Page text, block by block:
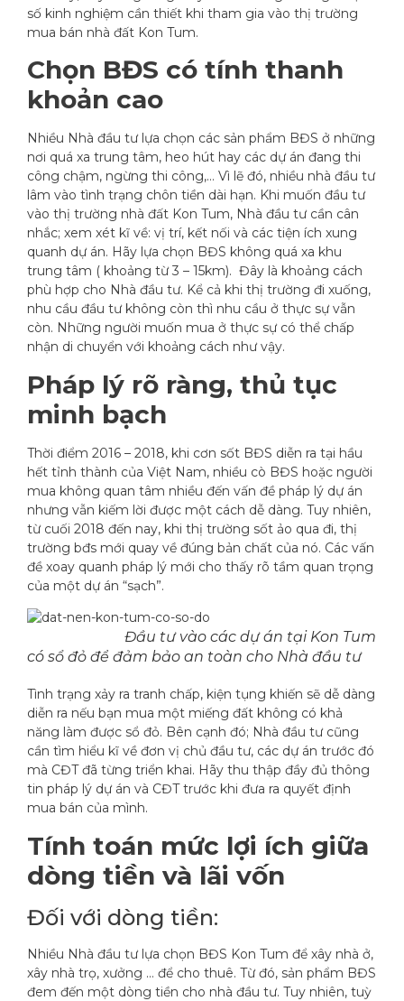
số kinh nghiệm cần thiết khi tham gia vào thị trường
mua bán nhà đất Kon Tum.
Chọn BĐS có tính thanh
khoản cao
Nhiều Nhà đầu tư lựa chọn các sản phẩm BĐS ở những
nơi quá xa trung tâm, heo hút hay các dự án đang thi
công chậm, ngừng thi công,… Vì lẽ đó, nhiều nhà đầu tư
lâm vào tình trạng chôn tiền dài hạn. Khi muốn đầu tư
vào thị trường nhà đất Kon Tum, Nhà đầu tư cần cân
nhắc; xem xét kĩ về: vị trí, kết nối và các tiện ích xung
quanh dự án. Hãy lựa chọn BĐS không quá xa khu
trung tâm ( khoảng từ 3 – 15km). Đây là khoảng cách
phù hợp cho Nhà đầu tư. Kể cả khi thị trường đi xuống,
nhu cầu đầu tư không còn thì nhu cầu ở thực sự vẫn
còn. Những người muốn mua ở thực sự có thể chấp
nhận di chuyển với khoảng cách như vậy.
Pháp lý rõ ràng, thủ tục
minh bạch
Thời điểm 2016 – 2018, khi cơn sốt BĐS diễn ra tại hầu
hết tỉnh thành của Việt Nam, nhiều cò BĐS hoặc người
mua không quan tâm nhiều đến vấn đề pháp lý dự án
nhưng vẫn kiếm lời được một cách dễ dàng. Tuy nhiên,
từ cuối 2018 đến nay, khi thị trường sốt ảo qua đi, thị
trường bđs mới quay về đúng bản chất của nó. Các vấn
đề xoay quanh pháp lý mới cho thấy rõ tầm quan trọng
của một dự án “sạch”.
Đầu tư vào các dự án tại Kon Tum
có sổ đỏ để đảm bảo an toàn cho Nhà đầu tư
Tình trạng xảy ra tranh chấp, kiện tụng khiến sẽ dễ dàng
diễn ra nếu bạn mua một miếng đất không có khả
năng làm được sổ đỏ. Bên cạnh đó; Nhà đầu tư cũng
cần tìm hiểu kĩ về đơn vị chủ đầu tư, các dự án trước đó
mà CĐT đã từng triển khai. Hãy thu thập đầy đủ thông
tin pháp lý dự án và CĐT trước khi đưa ra quyết định
mua bán của mình.
Tính toán mức lợi ích giữa
dòng tiền và lãi vốn
Đối với dòng tiền:
Nhiều Nhà đầu tư lựa chọn BĐS Kon Tum để xây nhà ở,
xây nhà trọ, xưởng … để cho thuê. Từ đó, sản phẩm BĐS
đem đến một dòng tiền cho nhà đầu tư. Tuy nhiên, tuỳ